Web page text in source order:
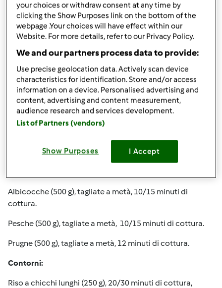
Fagiolini (800 g), interi, 25/30 minuti di cottura.
Finocchi (800 g), in quarti, 30 minuti di cottura.
Spinaci freschi (500 g), 10/12 minuti di cottura.
Zucchine (800 g), a fette di circa 1 cm, 25 minuti di
cottura.
Frutta fresca:
Mele (500 g), in quarti 12/15 minuti di cottura.
Pere (800 g), a pezzetti, 15 minuti di cottura.
Pere (800 g), mature e tagliate a metà, 20 minuti di
Albicocche (500 g), tagliate a metà, 10/15 minuti di
cottura.
Pesche (500 g), tagliate a metà, 10/15 minuti di cottura.
Prugne (500 g), tagliate a metà, 12 minuti di cottura.
Contorni:
Riso a chicchi lunghi (250 g), 20/30 minuti di cottura,
your choices or withdraw consent at any time by
clicking the Show Purposes link on the bottom of the
webpage .Your choices will have effect within our
Website. For more details, refer to our Privacy Policy.
We and our partners process data to provide:
Use precise geolocation data. Actively scan device
characteristics for identification. Store and/or access
information on a device. Personalised advertising and
content, advertising and content measurement,
audience research and services development.
List of Partners (vendors)
Show Purposes I Accept